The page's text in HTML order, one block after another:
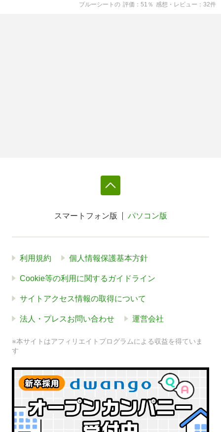
ブルーシート の 評価 51 ％ 感想・レビュー 32件
スマートフォン版 パソコン版
利用規約 個人情報保護基本方針
Cookie等の利用に関するガイドライン
サイトアクセス情報の取得について
法人・プレスお問い合わせ 運営会社
※本サイトはアフィリエイトプログラムによる収益を得ていま
す